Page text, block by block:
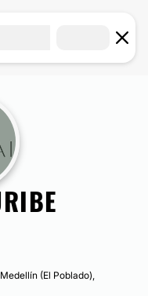
(El Poblado),